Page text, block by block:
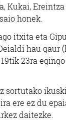
Kukai,
honek.
itxita eta
hau gaur
23ra
sortutako
ere ez du
daitezke.